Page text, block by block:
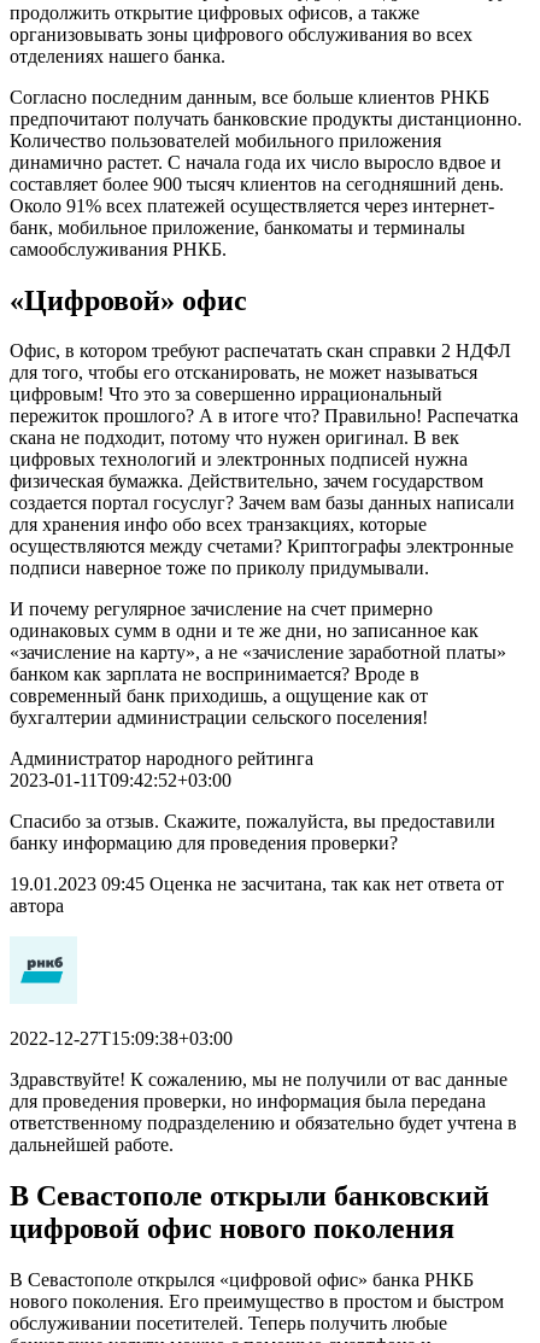
продолжить открытие цифровых офисов, а также
организовывать зоны цифрового обслуживания во всех
отделениях нашего банка.
Согласно последним данным, все больше клиентов РНКБ
предпочитают получать банковские продукты дистанционно.
Количество пользователей мобильного приложения
динамично растет. С начала года их число выросло вдвое и
составляет более 900 тысяч клиентов на сегодняшний день.
Около 91% всех платежей осуществляется через интернет-
банк, мобильное приложение, банкоматы и терминалы
самообслуживания РНКБ.
«Цифровой» офис
Офис, в котором требуют распечатать скан справки 2 НДФЛ
для того, чтобы его отсканировать, не может называться
цифровым! Что это за совершенно иррациональный
пережиток прошлого? А в итоге что? Правильно! Распечатка
скана не подходит, потому что нужен оригинал. В век
цифровых технологий и электронных подписей нужна
физическая бумажка. Действительно, зачем государством
создается портал госуслуг? Зачем вам базы данных написали
для хранения инфо обо всех транзакциях, которые
осуществляются между счетами? Криптографы электронные
подписи наверное тоже по приколу придумывали.
И почему регулярное зачисление на счет примерно
одинаковых сумм в одни и те же дни, но записанное как
«зачисление на карту», а не «зачисление заработной платы»
банком как зарплата не воспринимается? Вроде в
современный банк приходишь, а ощущение как от
бухгалтерии администрации сельского поселения!
Администратор народного рейтинга
2023-01-11T09:42:52+03:00
Спасибо за отзыв. Скажите, пожалуйста, вы предоставили
банку информацию для проведения проверки?
19.01.2023 09:45 Оценка не засчитана, так как нет ответа от
автора
2022-12-27T15:09:38+03:00
Здравствуйте! К сожалению, мы не получили от вас данные
для проведения проверки, но информация была передана
ответственному подразделению и обязательно будет учтена в
дальнейшей работе.
В Севастополе открыли банковский
цифровой офис нового поколения
В Севастополе открылся «цифровой офис» банка РНКБ
нового поколения. Его преимущество в простом и быстром
обслуживании посетителей. Теперь получить любые